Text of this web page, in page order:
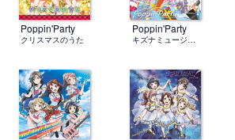
Poppin'Party
クリスマスのうた
Poppin'Party
キズナミュージック♪